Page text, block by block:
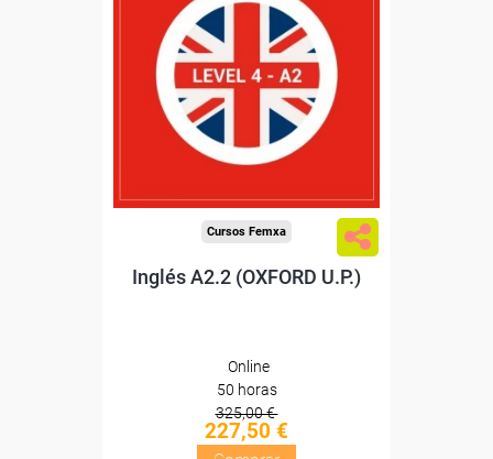
Descuentos especiales
Sin requisitos de acceso
Diploma
Cursos Femxa
Inglés A2.2 (OXFORD U.P.)
Online
50 horas
325,00 €
227,50 €